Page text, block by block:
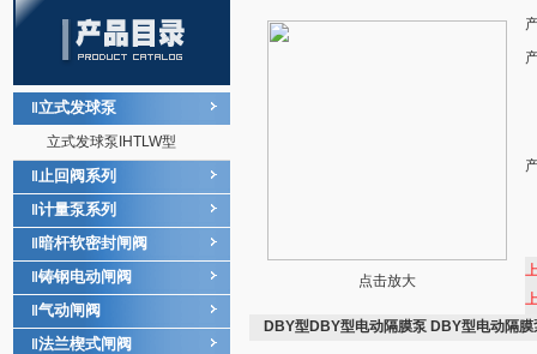
立式发球泵
立式发球泵IHTLW型
止回阀系列
计量泵系列
暗杆软密封闸阀
铸钢电动闸阀
气动闸阀
法兰楔式闸阀
点击放大
DBY型DBY型电动隔膜泵 DBY型电动隔膜